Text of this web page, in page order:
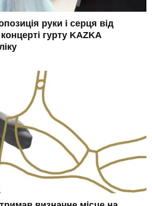
руки і серця від
гурту KAZKA